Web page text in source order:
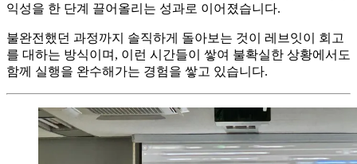
익성을 한 단계 끌어올리는 성과로 이어졌습니다.
불완전했던 과정까지 솔직하게 돌아보는 것이 레브잇이 회고
를 대하는 방식이며, 이런 시간들이 쌓여 불확실한 상황에서도
함께 실행을 완수해가는 경험을 쌓고 있습니다.